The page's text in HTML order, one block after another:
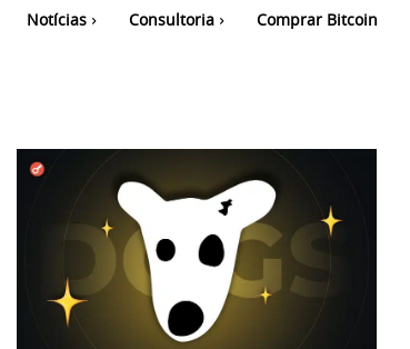
Notícias Consultoria Comprar Bitcoin